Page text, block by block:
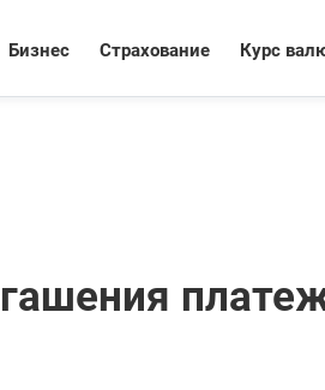
Бизнес Страхование Курс